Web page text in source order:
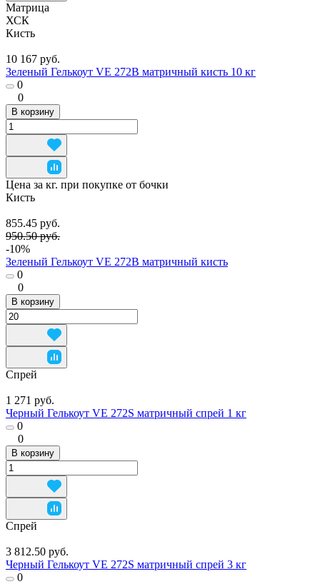
Матрица
ХСК
Кисть
10 167 руб.
Зеленый Гелькоут VE 272B матричный кисть 10 кг
0
0
В корзину
Цена за кг. при покупке от бочки
Кисть
855.45 руб.
950.50 руб.
-10%
Зеленый Гелькоут VE 272B матричный кисть
0
0
В корзину
Спрей
1 271 руб.
Черный Гелькоут VE 272S матричный спрей 1 кг
0
0
В корзину
Спрей
3 812.50 руб.
Черный Гелькоут VE 272S матричный спрей 3 кг
0